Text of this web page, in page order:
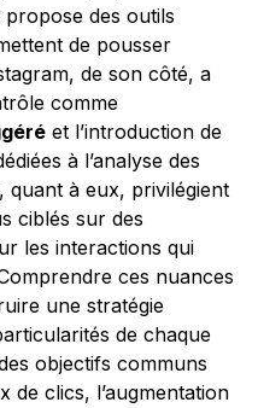
des outils
de pousser
de son côté, a
comme
et l’introduction de
à l’analyse des
quant à eux, privilégient
ciblés sur des
les interactions qui
ces nuances
une stratégie
de chaque
objectifs communs
de clics, l’augmentation